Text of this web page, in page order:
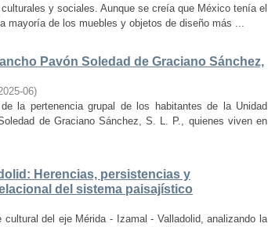
y sociales. Aunque se creía que México tenía el
mayoría de los muebles y objetos de diseño más ...
Pavón Soledad de Graciano Sánchez,
06)
la pertenencia grupal de los habitantes de la Unidad
de Graciano Sánchez, S. L. P., quienes viven en
Herencias, persistencias y
del sistema paisajístico
del eje Mérida - Izamal - Valladolid, analizando la